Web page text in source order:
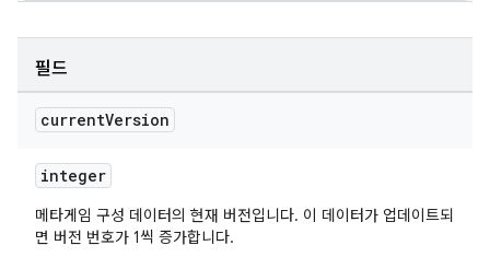
필드
currentVersion
integer
메타게임 구성 데이터의 현재 버전입니다. 이 데이터가 업데이트되
면 버전 번호가 1씩 증가합니다.